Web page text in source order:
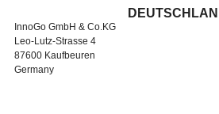
InnoGo GmbH & Co.KG
Leo-Lutz-Strasse 4
87600 Kaufbeuren
Germany